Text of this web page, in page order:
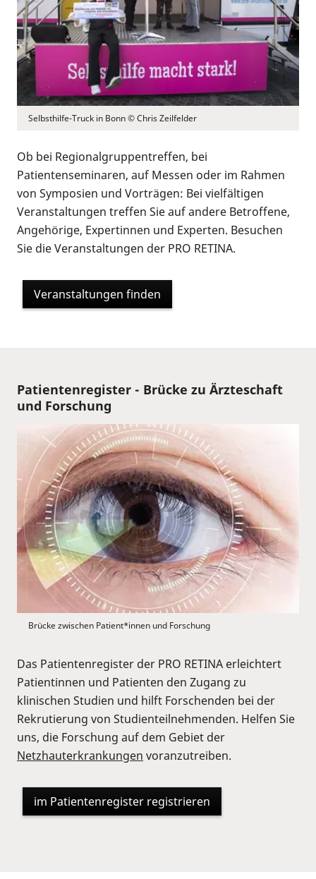
Selbsthilfe-Truck in Bonn © Chris Zeilfelder
Ob bei Regionalgruppentreffen, bei
Patientenseminaren, auf Messen oder im Rahmen
von Symposien und Vorträgen: Bei vielfältigen
Veranstaltungen treffen Sie auf andere Betroffene,
Angehörige, Expertinnen und Experten. Besuchen
Sie die Veranstaltungen der PRO RETINA.
Veranstaltungen finden
Patientenregister - Brücke zu Ärzteschaft
und Forschung
Brücke zwischen Patient*innen und Forschung
Das Patientenregister der PRO RETINA erleichtert
Patientinnen und Patienten den Zugang zu
klinischen Studien und hilft Forschenden bei der
Rekrutierung von Studienteilnehmenden. Helfen Sie
uns, die Forschung auf dem Gebiet der
Netzhauterkrankungen voranzutreiben.
im Patientenregister registrieren